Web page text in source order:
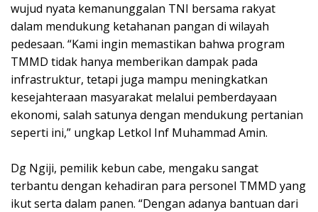
wujud nyata kemanunggalan TNI bersama rakyat
dalam mendukung ketahanan pangan di wilayah
pedesaan. “Kami ingin memastikan bahwa program
TMMD tidak hanya memberikan dampak pada
infrastruktur, tetapi juga mampu meningkatkan
kesejahteraan masyarakat melalui pemberdayaan
ekonomi, salah satunya dengan mendukung pertanian
seperti ini,” ungkap Letkol Inf Muhammad Amin.
Dg Ngiji, pemilik kebun cabe, mengaku sangat
terbantu dengan kehadiran para personel TMMD yang
ikut serta dalam panen. “Dengan adanya bantuan dari